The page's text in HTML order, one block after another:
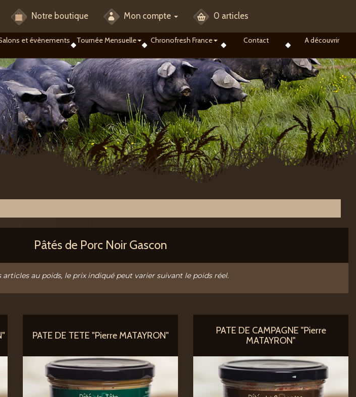
Notre boutique Mon compte 0 articles
et évènements Tournée Mensuelle Chronofresh France Contact A découvrir
Pâtés de Porc Noir Gascon
articles au poids, le prix indiqué peut varier suivant le poids réel.
PATE DE TETE "Pierre MATAYRON"
PATE DE CAMPAGNE "Pierre
MATAYRON"